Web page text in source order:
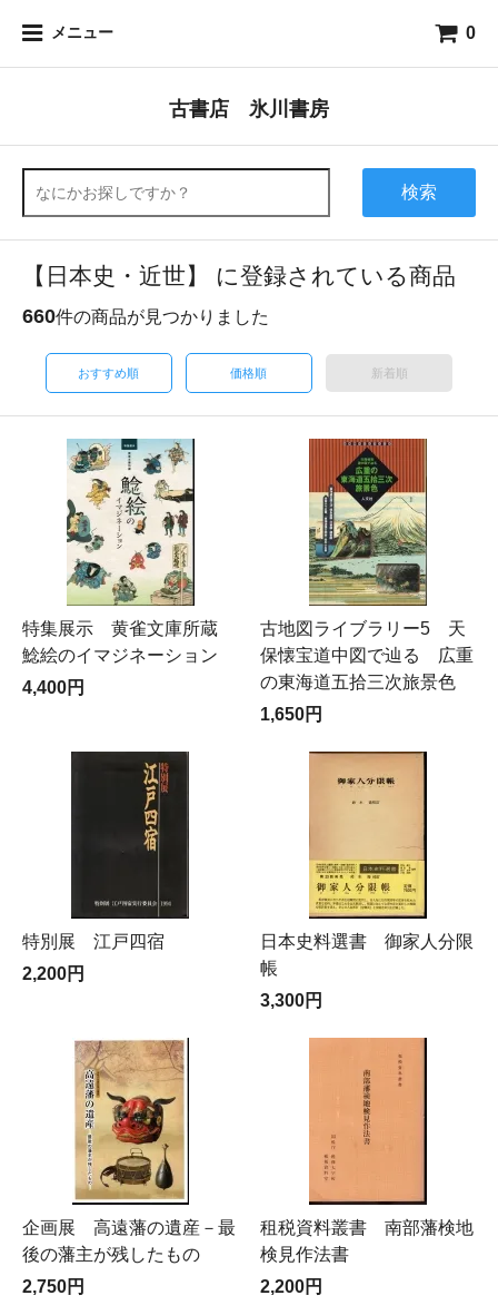
メニュー 0
古書店 氷川書房
検索
【日本史・近世】 に登録されている商品
660件の商品が見つかりました
おすすめ順 価格順 新着順
特集展示 黄雀文庫所蔵
鯰絵のイマジネーション
4,400円
古地図ライブラリー5 天
保懐宝道中図で辿る 広重
の東海道五拾三次旅景色
1,650円
特別展 江戸四宿
2,200円
日本史料選書 御家人分限
帳
3,300円
企画展 高遠藩の遺産－最
後の藩主が残したもの
2,750円
租税資料叢書 南部藩検地
検見作法書
2,200円